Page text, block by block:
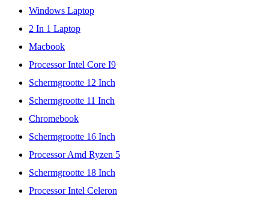
Windows Laptop
2 In 1 Laptop
Macbook
Processor Intel Core I9
Schermgrootte 12 Inch
Schermgrootte 11 Inch
Chromebook
Schermgrootte 16 Inch
Processor Amd Ryzen 5
Schermgrootte 18 Inch
Processor Intel Celeron